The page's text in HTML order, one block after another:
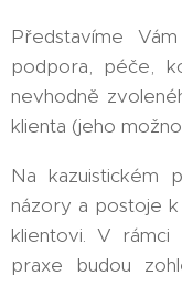
Představíme
podpora, péče,
nevhodně
klienta (jeho
Na kazuistickém
názory a postoje
klientovi. V rámci
praxe budou